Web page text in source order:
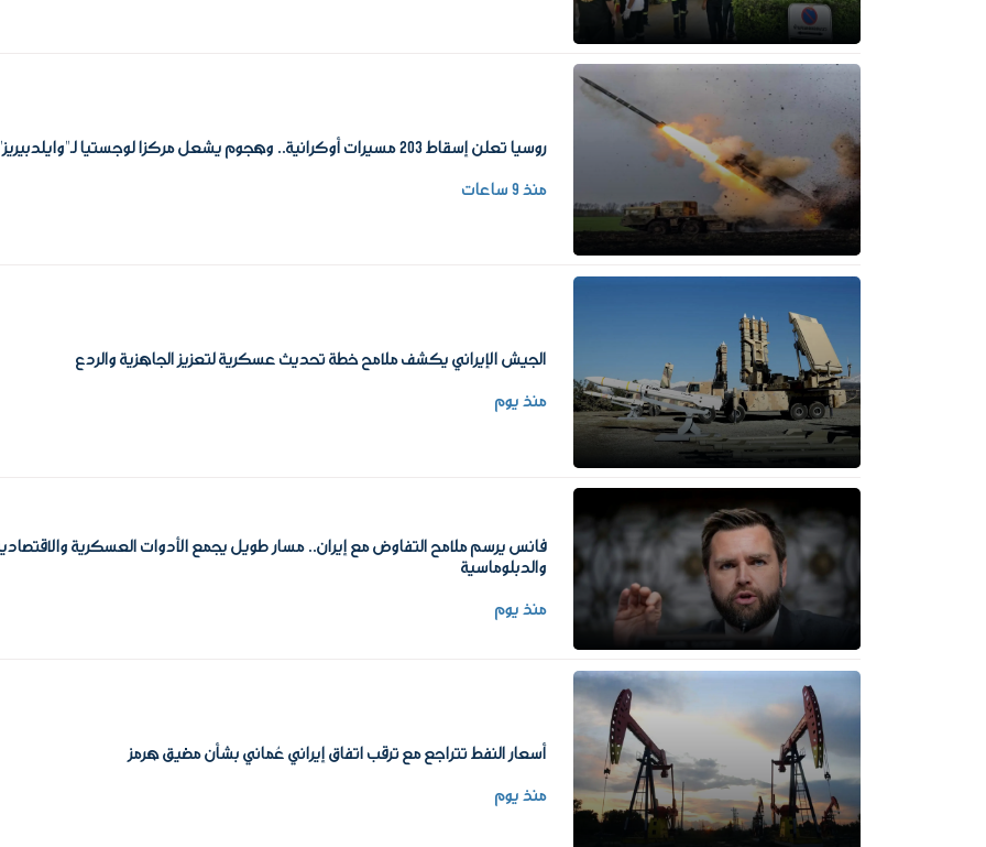
روسيا تعلن إسقاط 203 مسيرات أوكرانية.. وهجوم يشعل مركزا لوجستيا لـ"وايلدبيريز"
منذ 9 ساعات
الجيش الإيراني يكشف ملامح خطة تحديث عسكرية لتعزيز الجاهزية والردع
منذ يوم
فانس يرسم ملامح التفاوض مع إيران.. مسار طويل يجمع الأدوات العسكرية
والدبلوماسية
منذ يوم
أسعار النفط تتراجع مع ترقب اتفاق إيراني عُماني بشأن مضيق هرمز
منذ يوم